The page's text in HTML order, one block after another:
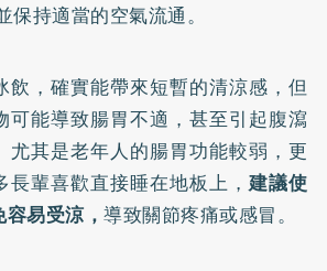
保持適當的空氣流通。
飲，確實能帶來短暫的清涼感，但
可能導致腸胃不適 ，甚至引起腹瀉
尤其是老年人的腸胃功能較弱，更
長輩喜歡直接睡在地板上，建議使
容易受涼，導致關節疼痛或感冒。